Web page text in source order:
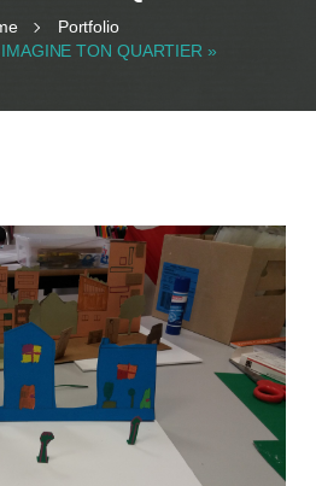
Portfolio
TON QUARTIER »